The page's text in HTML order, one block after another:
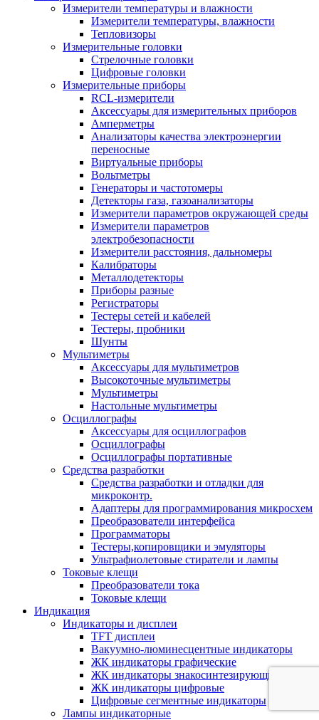
Измерители температуры и влажности
Измерители температуры, влажности
Тепловизоры
Измерительные головки
Стрелочные головки
Цифровые головки
Измерительные приборы
RCL-измерители
Аксессуары для измерительных приборов
Амперметры
Анализаторы качества электроэнергии
переносные
Виртуальные приборы
Вольтметры
Генераторы и частотомеры
Детекторы газа, газоанализаторы
Измерители параметров окружающей среды
Измерители параметров
электробезопасности
Измерители расстояния, дальномеры
Калибраторы
Металлодетекторы
Приборы разные
Регистраторы
Тестеры сетей и кабелей
Тестеры, пробники
Шунты
Мультиметры
Аксессуары для мультиметров
Высокоточные мультиметры
Мультиметры
Настольные мультиметры
Осциллографы
Аксессуары для осциллографов
Осциллографы
Осциллографы портативные
Средства разработки
Cредства разработки и отладки для
микроконтр.
Адаптеры для программирования микросхем
Преобразователи интерфейса
Программаторы
Тестеры,копировщики и эмуляторы
Ультрафиолетовые стиратели и лампы
Токовые клещи
Преобразователи тока
Токовые клещи
Индикация
Индикаторы и дисплеи
TFT дисплеи
Вакуумно-люминесцентные индикаторы
ЖК индикаторы графические
ЖК индикаторы знакосинтезирующие
ЖК индикаторы цифровые
Цифровые сегментные индикаторы
Лампы индикаторные